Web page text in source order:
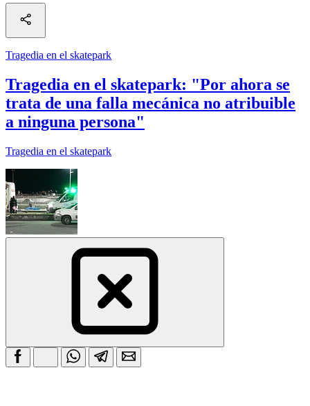
Tragedia en el skatepark
Tragedia en el skatepark: "Por ahora se
trata de una falla mecánica no atribuible
a ninguna persona"
Tragedia en el skatepark